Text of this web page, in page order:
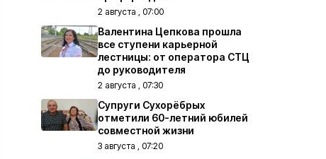
2 августа , 07:00
Валентина Цепкова прошла
все ступени карьерной
лестницы: от оператора СТЦ
до руководителя
2 августа , 07:30
Супруги Сухорёбрых
отметили 60-летний юбилей
совместной жизни
3 августа , 07:20